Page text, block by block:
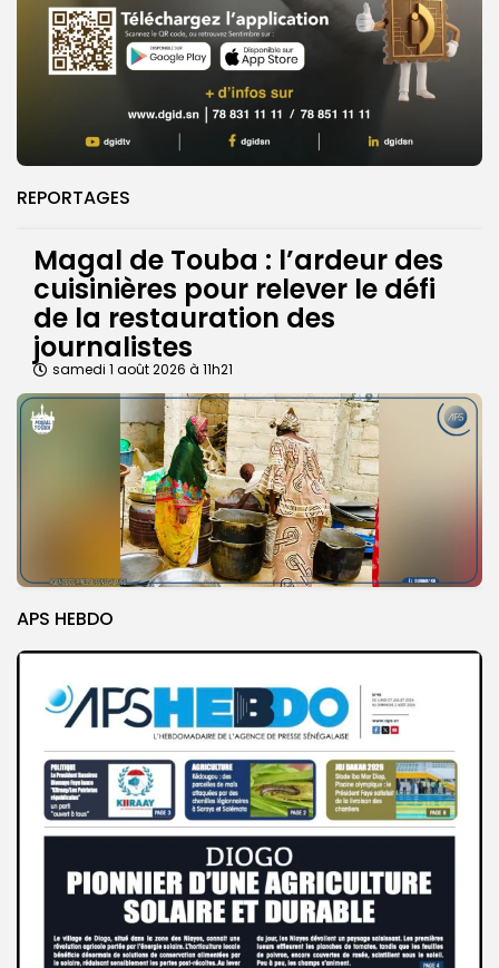
REPORTAGES
Magal de Touba : l’ardeur des
cuisinières pour relever le défi
de la restauration des
journalistes
samedi 1 août 2026 à 11h21
APS HEBDO